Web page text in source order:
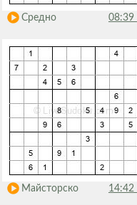
Средно 08:39
Майсторско 14:42